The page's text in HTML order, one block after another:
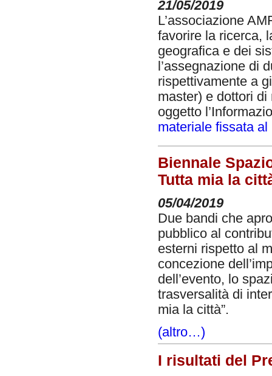
21/05/2019
L’associazione
favorire la ricerca,
geografica e dei
l’assegnazione di
rispettivamente a
master) e dottori
oggetto
materiale fissata al
Biennale
Tutta mia la
05/04/2019
Due bandi che
pubblico al
esterni rispetto al
concezione
dell’evento, lo
trasversalità di
mia la città”.
(altro…)
I risultati del